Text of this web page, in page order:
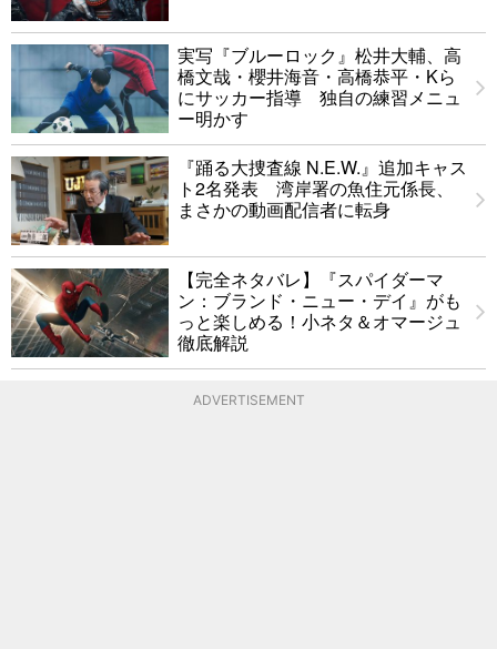
実写『ブルーロック』松井大輔、高
橋文哉・櫻井海音・高橋恭平・Kら
にサッカー指導 独自の練習メニュ
ー明かす
『踊る大捜査線 N.E.W.』追加キャス
ト2名発表 湾岸署の魚住元係長、
まさかの動画配信者に転身
【完全ネタバレ】『スパイダーマ
ン：ブランド・ニュー・デイ』がも
っと楽しめる！小ネタ＆オマージュ
徹底解説
ADVERTISEMENT